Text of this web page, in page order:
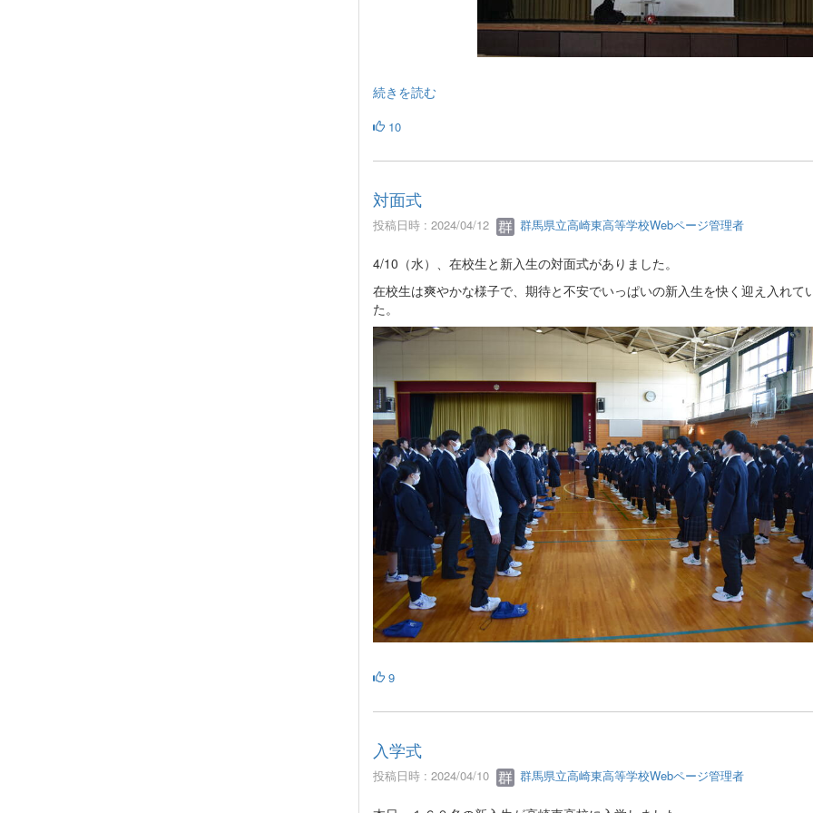
続きを読む
10
対面式
投稿日時 : 2024/04/12 群馬県立高崎東高等学校Webページ管理者
4/10（水）、在校生と新入生の対面式がありました。
在校生は爽やかな様子で、期待と不安でいっぱいの新入生を快く迎え入れて
た。
9
入学式
投稿日時 : 2024/04/10 群馬県立高崎東高等学校Webページ管理者